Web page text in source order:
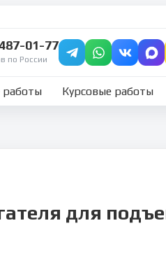
01-77
по России
Курсовые работы
для